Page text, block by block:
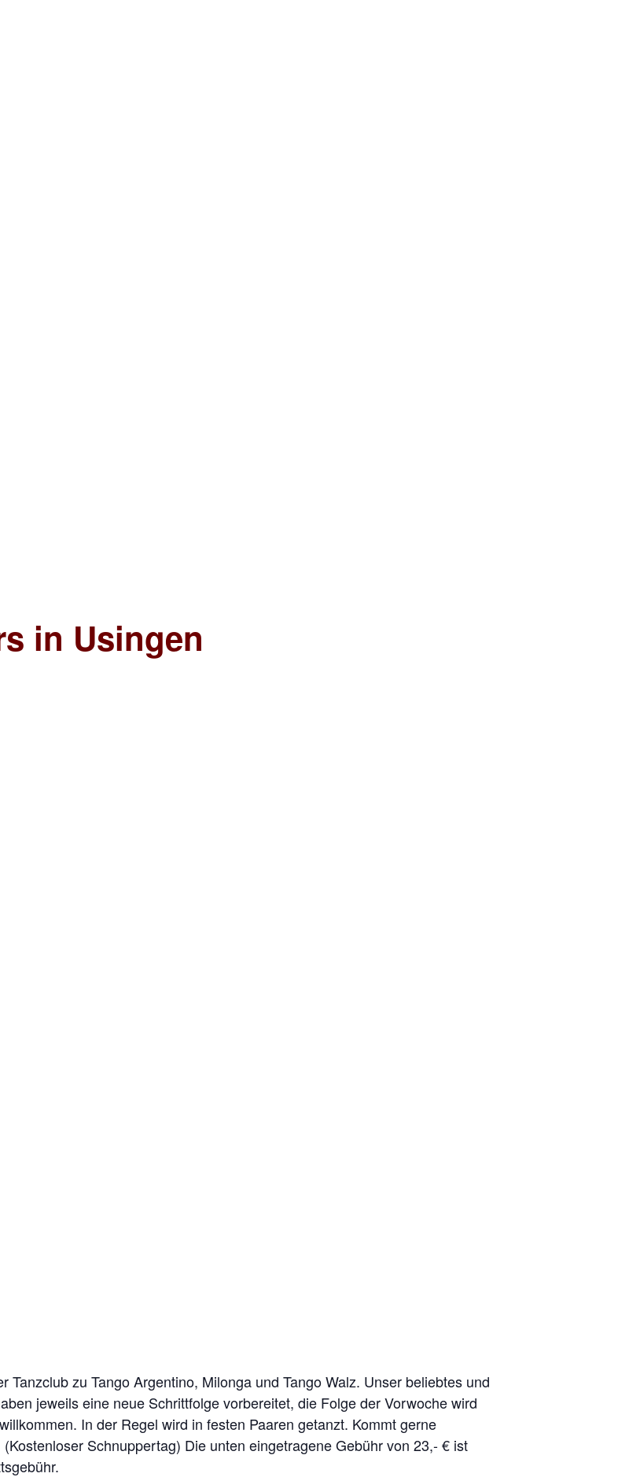
in Usingen
zu Tango Argentino, Milonga und Tango Walz. Unser beliebtes und
jeweils eine neue Schrittfolge vorbereitet, die Folge der Vorwoche wird
In der Regel wird in festen Paaren getanzt. Kommt gerne
Schnuppertag) Die unten eingetragene Gebühr von 23,- € ist